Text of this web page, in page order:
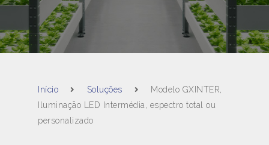
Início Soluções
Modelo GXINTER,
Iluminação LED Intermédia, espectro total ou
personalizado